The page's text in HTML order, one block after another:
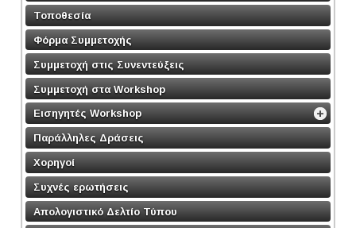
Τοποθεσία
Φόρμα Συμμετοχής
Συμμετοχή στις Συνεντεύξεις
Συμμετοχή στα Workshop
Εισηγητές Workshop
Παράλληλες Δράσεις
Χορηγοί
Συχνές ερωτήσεις
Απολογιστικό Δελτίο Τύπου